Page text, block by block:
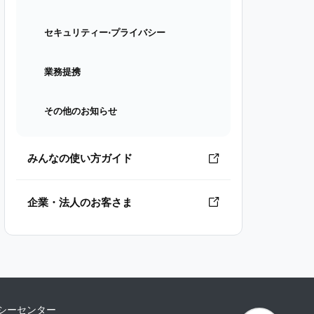
セキュリティー⋅プライバシー
業務提携
その他のお知らせ
みんなの使い方ガイド
企業・法人のお客さま
ーセンター